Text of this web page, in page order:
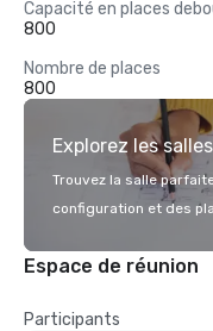
Capacité en places
800
Nombre de places
800
Explorez les
Trouvez la salle
configuration et des
Espace de réunion
Participants